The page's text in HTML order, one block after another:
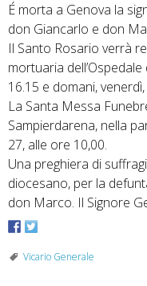
É morta a Genova la
don Giancarlo e don
Il Santo Rosario verrà
mortuaria
16.15 e domani,
La Santa Messa
Sampierdarena, nella
27, alle ore 10,00.
Una preghiera di
diocesano, per la
don Marco. Il Signore
Vicario Generale